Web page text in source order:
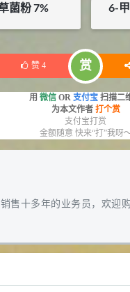
菌粉 7%
存：5KG
6-
赞 4 赏
用 微信 OR 支付宝 扫描二
为本文作者 打个赏
支付宝打赏
金额随意 快来“打”我呀
售十多年的业务员，欢迎